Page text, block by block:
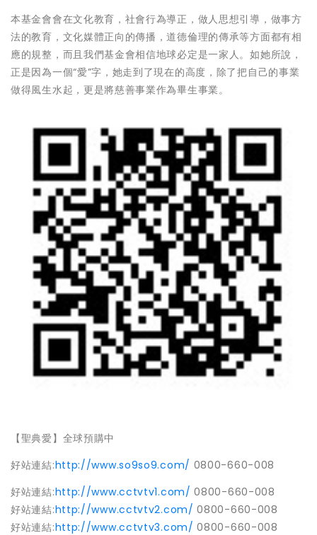
本基金會會在文化教育，社會行為導正，做人思想引導，做事方
法的教育，文化媒體正向的傳播，道德倫理的傳承等方面都有相
應的規整，而且我們基金會相信地球必定是一家人。如她所說，
正是因為一個“愛”字，她走到了現在的高度，除了把自己的事業
做得風生水起，更是將慈善事業作為畢生事業。
【聖典愛】全球預購中
好站連結:http://www.so9so9.com/ 0800-660-008
好站連結:http://www.cctvtv1.com/ 0800-660-008
好站連結:http://www.cctvtv2.com/ 0800-660-008
好站連結:http://www.cctvtv3.com/ 0800-660-008